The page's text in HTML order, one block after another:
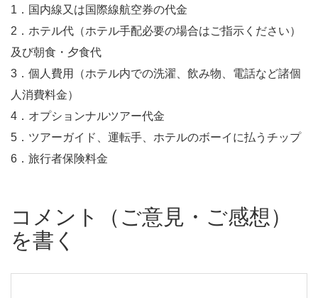
1．国内線又は国際線航空券の代金
2．ホテル代（ホテル手配必要の場合はご指示ください）
及び朝食・夕食代
3．個人費用（ホテル内での洗濯、飲み物、電話など諸個
人消費料金）
4．オプションナルツアー代金
5．ツアーガイド、運転手、ホテルのボーイに払うチップ
6．旅行者保険料金
コメント（ご意見・ご感想）
を書く